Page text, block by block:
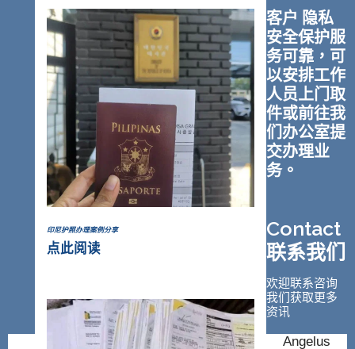
印尼护照办理案例分享
点此阅读
客户 隐私
安全保护服
务可靠，可
以安排工作
人员上门取
件或前往我
们办公室提
交办理业
务。
Contact
联系我们
欢迎联系咨询
我们获取更多
资讯
Angelus